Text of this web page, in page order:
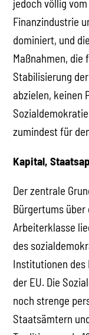
jedoch völlig
Finanzindustrie
dominiert, und
Maßnahmen, die
Stabilisierung
abzielen, keinen
zumindest für
Kapital,
Der zentrale
Bürgertums über
Arbeiterklasse
des
Institutionen des
der EU. Die
noch strenge
Staatsämtern